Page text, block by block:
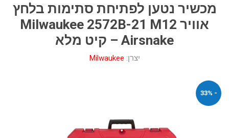
מכשיר נטען לפתיחת סתימות בלחץ
אוויר Milwaukee 2572B-21 M12
Airsnake – קיט מלא
יצרן: Milwaukee
- 33%